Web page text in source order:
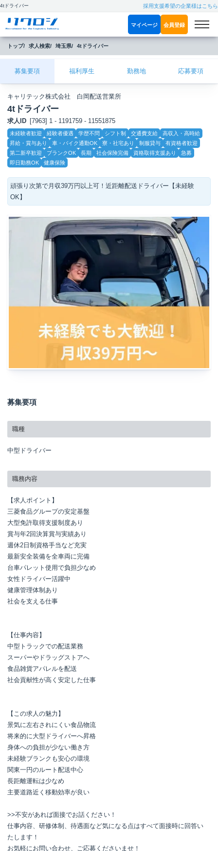
4tドライバー 採用支援希望の企業様はこちら
マイページ 会員登録
トップ 求人検索 埼玉県 4tドライバー
募集要項 福利厚生 勤務地 応募要項
キャリテック株式会社 白岡配送営業所
4tドライバー
求人ID [7963] 1 - 1191759 - 11551875
こ
だ
わ
り
未経験者歓迎 経験者優遇 学歴不問 シフト制 交通費支給
高収入・高時給
昇給・賞与あり
車・バイク通勤OK 寮・社宅あり 制服貸与
有資格者歓迎
第二新卒歓迎
ブランクOK 長期 社会保険完備 資格取得支援あり
急募
即日勤務OK
健康保険
頑張り次第で月収39万円以上可！近距離配送ドライバー【未経験
OK】
募集要項
職種
中型ドライバー
職務内容
【求人ポイント】
三菱食品グループの安定基盤
大型免許取得支援制度あり
賞与年2回決算賞与実績あり
週休2日制資格手当など充実
最新安全装備を全車両に完備
台車パレット使用で負担少なめ
女性ドライバー活躍中
健康管理体制あり
社会を支える仕事
【仕事内容】
中型トラックでの配送業務
スーパーやドラッグストアへ
食品雑貨アパレルを配送
社会貢献性が高く安定した仕事
【この求人の魅力】
景気に左右されにくい食品物流
将来的に大型ドライバーへ昇格
身体への負担が少ない働き方
未経験ブランクも安心の環境
関東一円のルート配送中心
長距離運転は少なめ
主要道路近く移動効率が良い
>>不安があれば面接でお話ください！
仕事内容、研修体制、待遇面など気になる点はすべて面接時に回答い
たします！
お気軽にお問い合わせ、ご応募くださいませ！